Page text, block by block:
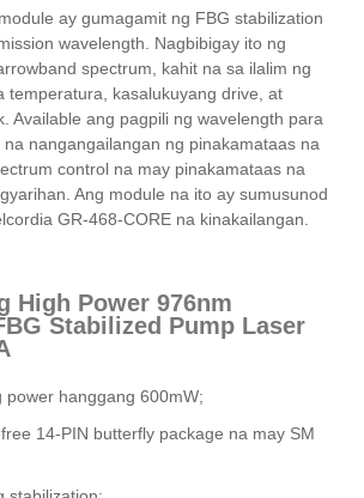
ay gumagamit ng FBG stabilization
wavelength. Nagbibigay ito ng
spectrum, kahit na sa ilalim ng
temperatura, kasalukuyang drive, at
Available ang pagpili ng wavelength para
nangangailangan ng pinakamataas na
control na may pinakamataas na
Ang module na ito ay sumusunod
GR-468-CORE na kinakailangan.
High Power 976nm
Stabilized Pump Laser
power hanggang 600mW;
14-PIN butterfly package na may SM